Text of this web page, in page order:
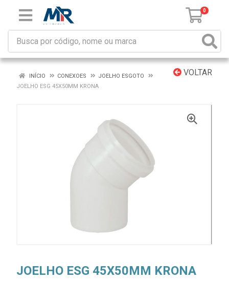
0
VOLTAR
INÍCIO CONEXOES
JOELHO ESGOTO
JOELHO ESG 45X50MM KRONA
JOELHO ESG 45X50MM KRONA